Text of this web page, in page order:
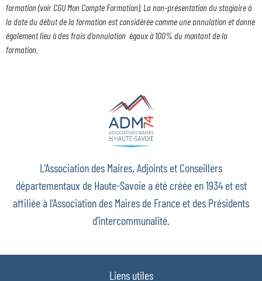
formation (voir CGU Mon Compte Formation). La non-présentation du stagiaire à
la date du début de la formation est considérée comme une annulation et donne
également lieu à des frais d’annulation égaux à 100% du montant de la
formation.
L’Association des Maires, Adjoints et Conseillers
départementaux de Haute-Savoie a été créée en 1934 et est
affiliée à l’Association des Maires de France et des Présidents
d’intercommunalité.
Liens utiles